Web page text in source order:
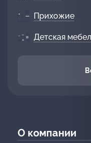
Прихожие
Детская
О компании